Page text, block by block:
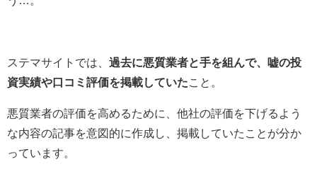
ステマサイトでは、 過去に悪質業者と手を組んで、嘘の投
資実績や口コミ評価を掲載していた こと。
悪質業者の評価を高めるために、他社の評価を下げるよう
な内容の記事を意図的に作成し、掲載していたことが分か
っています。